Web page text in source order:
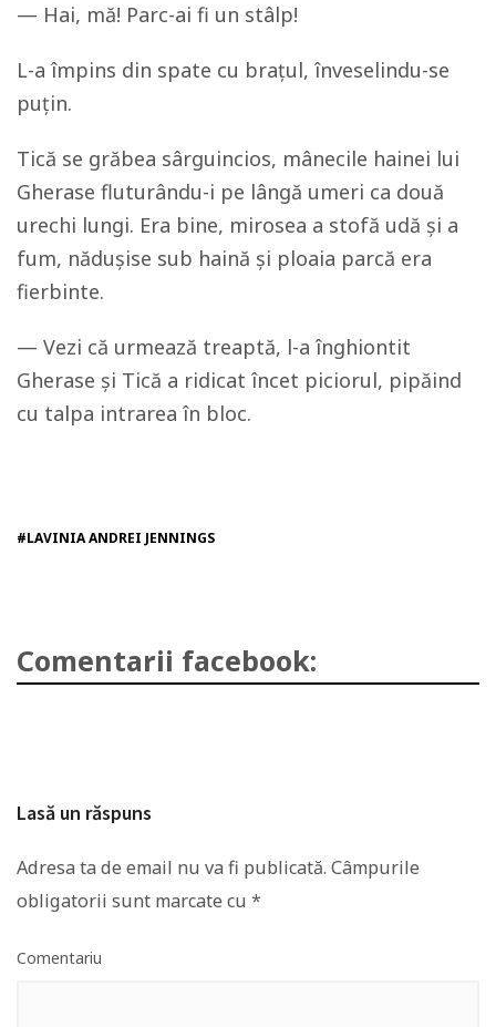
— Hai, mă! Parc-ai fi un stâlp!
L-a împins din spate cu brațul, înveselindu-se
puțin.
Tică se grăbea sârguincios, mânecile hainei lui
Gherase fluturându-i pe lângă umeri ca două
urechi lungi. Era bine, mirosea a stofă udă și a
fum, nădușise sub haină și ploaia parcă era
fierbinte.
— Vezi că urmează treaptă, l-a înghiontit
Gherase și Tică a ridicat încet piciorul, pipăind
cu talpa intrarea în bloc.
#LAVINIA ANDREI JENNINGS
Comentarii facebook:
Lasă un răspuns
Adresa ta de email nu va fi publicată. Câmpurile
obligatorii sunt marcate cu *
Comentariu